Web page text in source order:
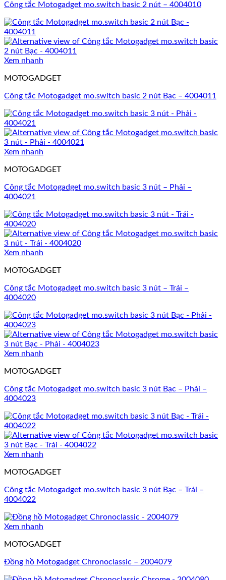
Công tắc Motogadget mo.switch basic 2 nút – 4004010
Xem nhanh
MOTOGADGET
Công tắc Motogadget mo.switch basic 2 nút Bạc – 4004011
Xem nhanh
MOTOGADGET
Công tắc Motogadget mo.switch basic 3 nút – Phải –
4004021
Xem nhanh
MOTOGADGET
Công tắc Motogadget mo.switch basic 3 nút – Trái –
4004020
Xem nhanh
MOTOGADGET
Công tắc Motogadget mo.switch basic 3 nút Bạc – Phải –
4004023
Xem nhanh
MOTOGADGET
Công tắc Motogadget mo.switch basic 3 nút Bạc – Trái –
4004022
Xem nhanh
MOTOGADGET
Đồng hồ Motogadget Chronoclassic – 2004079